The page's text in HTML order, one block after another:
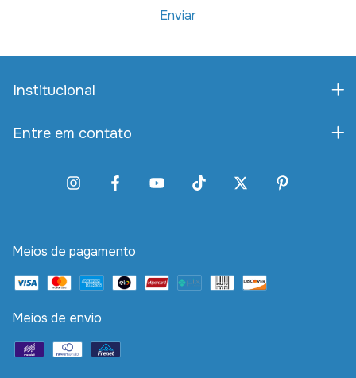
Institucional
Entre em contato
Meios de pagamento
Meios de envio